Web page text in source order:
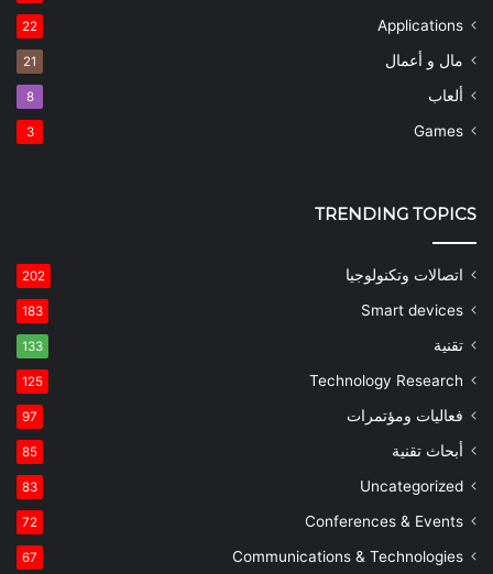
Applications
22
مال و أعمال 21
ألعاب 8
Games
3
TRENDING TOPICS
اتصالات وتكنولوجيا 202
Smart devices
183
تقنية 133
Technology Research
125
فعاليات ومؤتمرات 97
أبحاث تقنية 85
Uncategorized
83
Conferences & Events
72
Communications & Technologies
67